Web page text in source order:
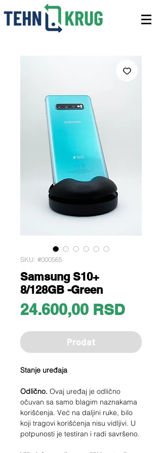
SKU: #000565
Samsung S10+
8/128GB -Green
24.600,00 RSDPrice
Prodat
Stanje uređaja
Odlično. Ovaj uređaj je odlično
očuvan sa samo blagim naznakama
korišćenja. Već na daljini ruke, bilo
koji tragovi korišćenja nisu vidljivi. U
potpunosti je testiran i radi savršeno.